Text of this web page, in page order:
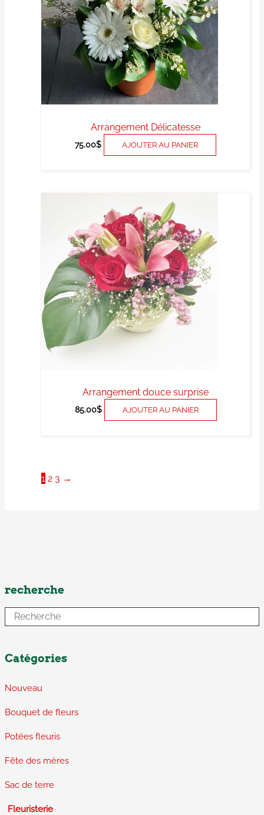
recherche
Catégories
Nouveau
Bouquet de fleurs
Potées fleuris
Fête des mères
Sac de terre
Fleuristerie
Arrangement Délicatesse
75.00$ AJOUTER AU PANIER
Arrangement douce surprise
85.00$ AJOUTER AU PANIER
1 2 3 →